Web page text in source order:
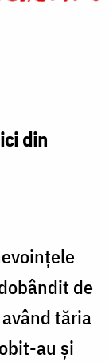
din
de
tăria
au şi